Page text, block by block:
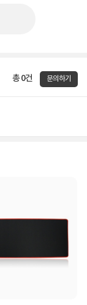
총 0건 문의하기